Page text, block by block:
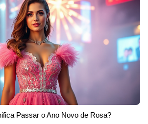
Passar o Ano Novo de Rosa?